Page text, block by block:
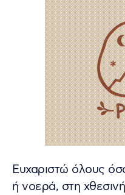
Ευχαριστώ όλους
ή νοερά, στη